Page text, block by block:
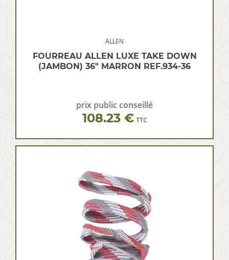
ALLEN
FOURREAU ALLEN LUXE TAKE DOWN
(JAMBON) 36″ MARRON REF.934-36
prix public conseillé
108.23 € TTC